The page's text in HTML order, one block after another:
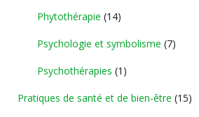
Phytothérapie (14)
Psychologie et symbolisme (7)
Psychothérapies (1)
Pratiques de santé et de bien-être (15)